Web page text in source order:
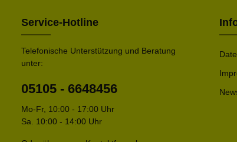
Service-Hotline
Telefonische Unterstützung und Beratung
unter:
05105 - 6648456
Mo-Fr, 10:00 - 17:00 Uhr
Sa. 10:00 - 14:00 Uhr